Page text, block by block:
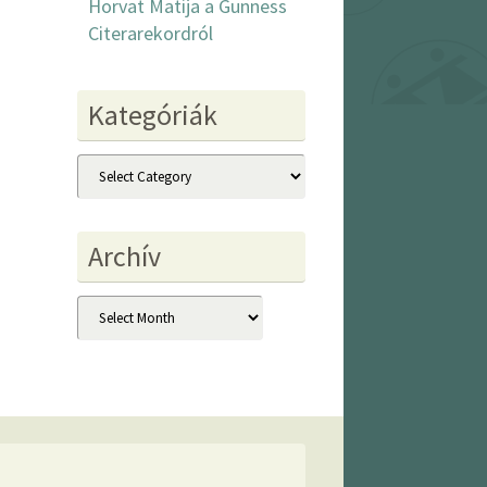
Horvat Matija a Gunness
Citerarekordról
Kategóriák
Kategóriák
Archív
Archív